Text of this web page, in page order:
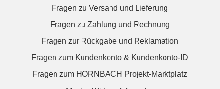
Fragen zu Versand und Lieferung
Fragen zu Zahlung und Rechnung
Fragen zur Rückgabe und Reklamation
Fragen zum Kundenkonto & Kundenkonto-ID
Fragen zum HORNBACH Projekt-Marktplatz